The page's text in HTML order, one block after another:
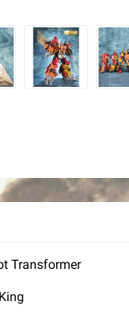
Transformer